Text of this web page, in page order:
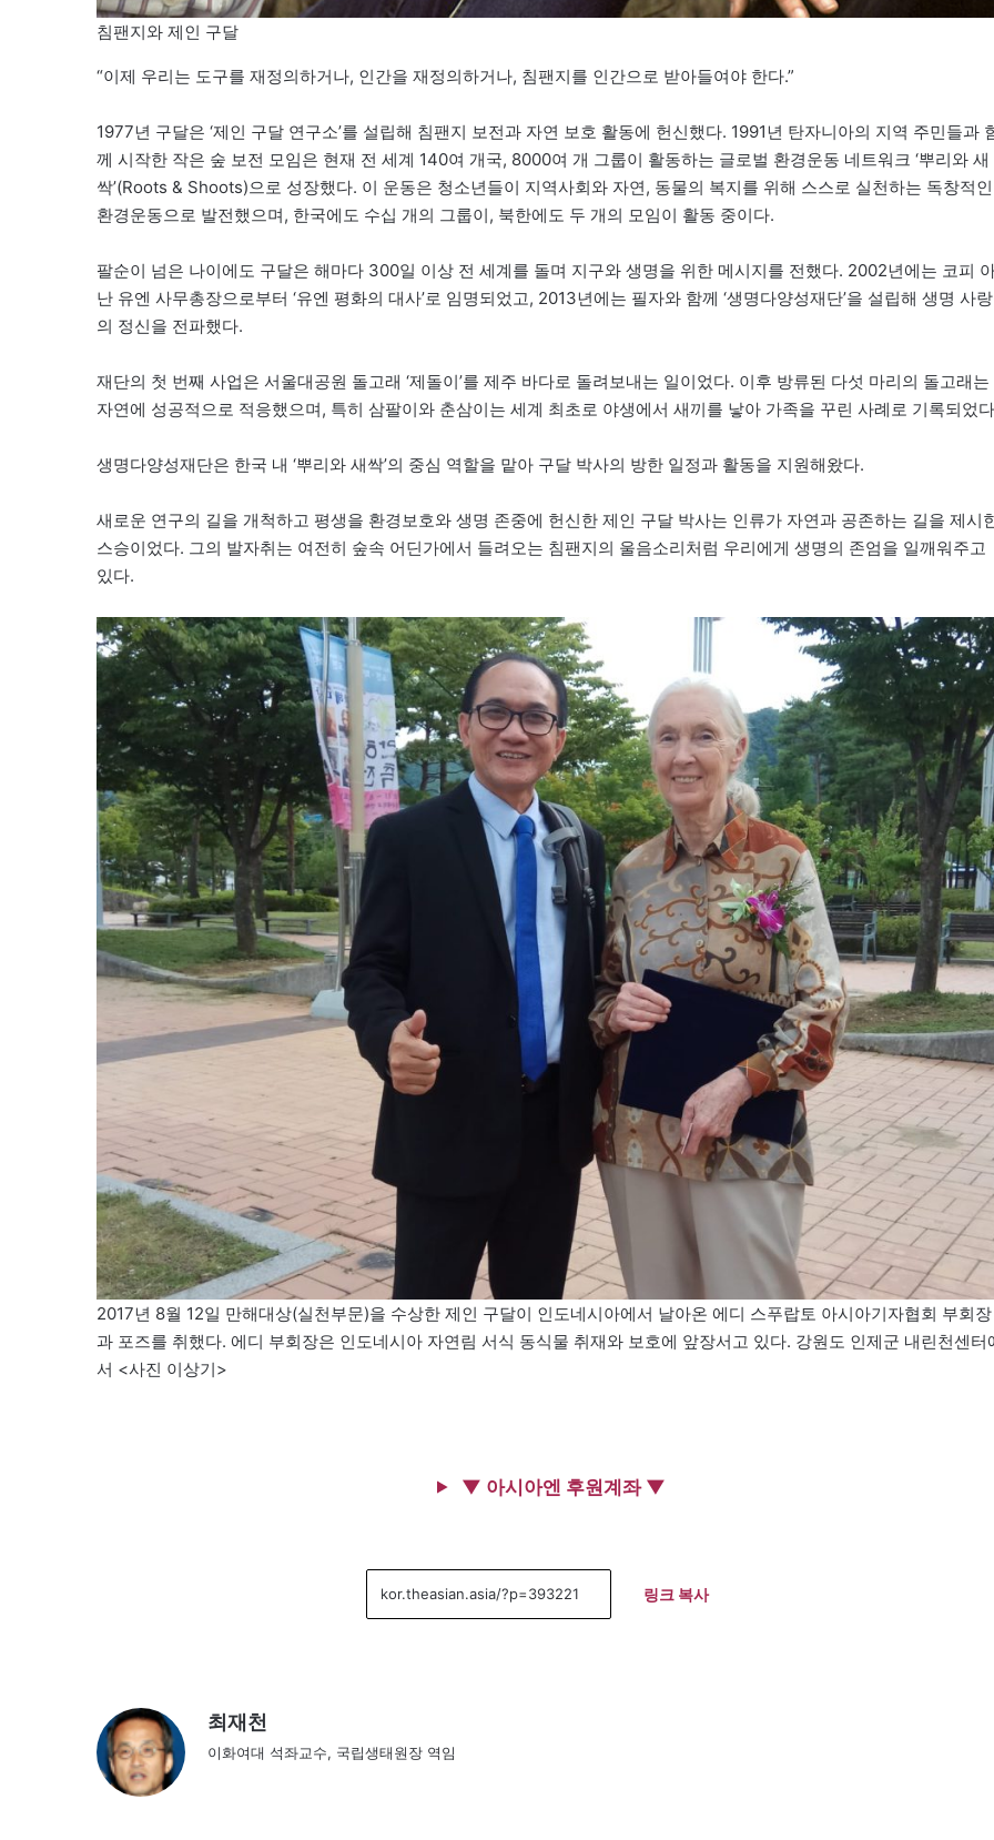
침팬지와 제인 구달
“이제 우리는 도구를 재정의하거나, 인간을 재정의하거나, 침팬지를 인간으로 받아들여야 한다.”
1977년 구달은 ‘제인 구달 연구소’를 설립해 침팬지 보전과 자연 보호 활동에 헌신했다. 1991년 탄자니아의 지역 주민들과
께 시작한 작은 숲 보전 모임은 현재 전 세계 140여 개국, 8000여 개 그룹이 활동하는 글로벌 환경운동 네트워크 ‘뿌리와 새
싹’(Roots & Shoots)으로 성장했다. 이 운동은 청소년들이 지역사회와 자연, 동물의 복지를 위해 스스로 실천하는 독창적인
환경운동으로 발전했으며, 한국에도 수십 개의 그룹이, 북한에도 두 개의 모임이 활동 중이다.
팔순이 넘은 나이에도 구달은 해마다 300일 이상 전 세계를 돌며 지구와 생명을 위한 메시지를 전했다. 2002년에는 코피
난 유엔 사무총장으로부터 ‘유엔 평화의 대사’로 임명되었고, 2013년에는 필자와 함께 ‘생명다양성재단’을 설립해 생명 사랑
의 정신을 전파했다.
재단의 첫 번째 사업은 서울대공원 돌고래 ‘제돌이’를 제주 바다로 돌려보내는 일이었다. 이후 방류된 다섯 마리의 돌고래는
자연에 성공적으로 적응했으며, 특히 삼팔이와 춘삼이는 세계 최초로 야생에서 새끼를 낳아 가족을 꾸린 사례로 기록되었
생명다양성재단은 한국 내 ‘뿌리와 새싹’의 중심 역할을 맡아 구달 박사의 방한 일정과 활동을 지원해왔다.
새로운 연구의 길을 개척하고 평생을 환경보호와 생명 존중에 헌신한 제인 구달 박사는 인류가 자연과 공존하는 길을 제시
스승이었다. 그의 발자취는 여전히 숲속 어딘가에서 들려오는 침팬지의 울음소리처럼 우리에게 생명의 존엄을 일깨워주고
있다.
2017년 8월 12일 만해대상(실천부문)을 수상한 제인 구달이 인도네시아에서 날아온 에디 스푸랍토 아시아기자협회 부회장
과 포즈를 취했다. 에디 부회장은 인도네시아 자연림 서식 동식물 취재와 보호에 앞장서고 있다. 강원도 인제군 내린천센터
서 <사진 이상기>
▼ 아시아엔 후원계좌 ▼
링크 복사
최재천
이화여대 석좌교수, 국립생태원장 역임